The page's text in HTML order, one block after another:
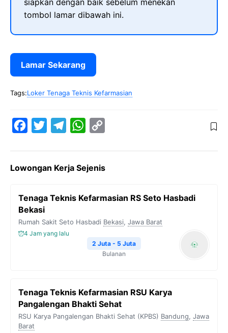
siapkan dengan baik sebelum menekan
tombol lamar dibawah ini.
Lamar Sekarang
Tags:Loker Tenaga Teknis Kefarmasian
e
o
k
t
e
e
r
a
m
W
t
A
p
y
i
n
Lowongan Kerja Sejenis
Tenaga Teknis Kefarmasian RS Seto Hasbadi
Bekasi
Rumah Sakit Seto Hasbadi Bekasi, Jawa Barat
4 Jam yang lalu
2 Juta - 5 Juta
Bulanan
Tenaga Teknis Kefarmasian RSU Karya
Pangalengan Bhakti Sehat
RSU Karya Pangalengan Bhakti Sehat (KPBS) Bandung, Jawa
Barat